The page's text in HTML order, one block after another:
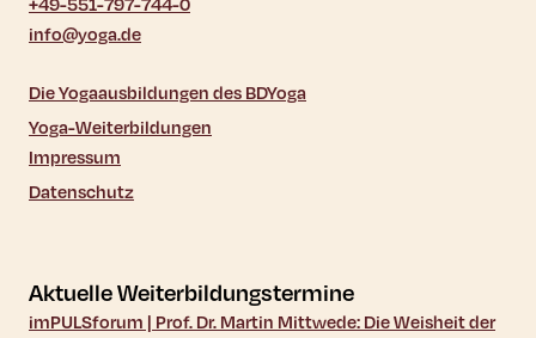
info@yoga.de
Die Yogaausbildungen des BDYoga
Yoga-Weiterbildungen
Impressum
Datenschutz
Aktuelle Weiterbildungstermine
imPULSforum | Prof. Dr. Martin Mittwede: Die Weisheit der